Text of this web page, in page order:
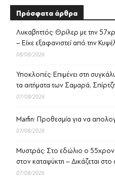
Πρόσφατα άρθρα
Λυκαβηττός: Θρίλερ με την
– Είχε εξαφανιστεί από την
08/08/2026
Υποκλοπές: Επιμένει στη
τα αιτήματα των Σαμαρά,
07/08/2026
Marfin: Προθεσμία για να
07/08/2026
Μυστράς: Στο εδώλιο ο
στον καταψύκτη – Δικάζεται
07/08/2026